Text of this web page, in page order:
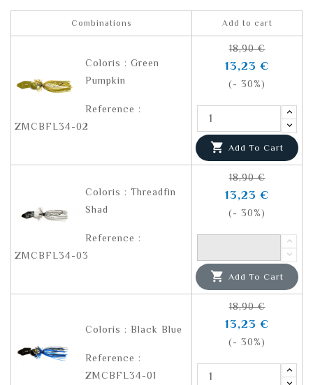
Combinations Add to cart
Coloris : Green
Pumpkin
Reference :
ZMCBFL34-02
18,90 €
13,23 €
(- 30%)
 Add To Cart
Coloris : Threadfin
Shad
Reference :
ZMCBFL34-03
18,90 €
13,23 €
(- 30%)
 Add To Cart
Coloris : Black Blue
Reference :
ZMCBFL34-01
18,90 €
13,23 €
(- 30%)